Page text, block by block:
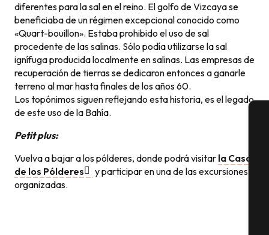
diferentes para la sal en el reino. El golfo de Vizcaya se
beneficiaba de un régimen excepcional conocido como
«Quart-bouillon». Estaba prohibido el uso de sal
procedente de las salinas. Sólo podía utilizarse la sal
ignífuga producida localmente en salinas. Las empresas de
recuperación de tierras se dedicaron entonces a ganarle
terreno al mar hasta finales de los años 60.
Los topónimos siguen reflejando esta historia, es el legado
de este uso de la Bahía.
Petit plus:
Vuelva a bajar a los pólderes, donde podrá visitar la Casa
de los Pólderes
y participar en una de las excursiones
organizadas.